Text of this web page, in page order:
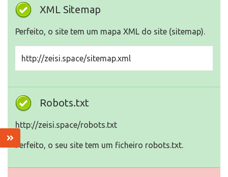
XML Sitemap
Perfeito, o site tem um mapa XML do site (sitemap).
http://zeisi.space/sitemap.xml
Robots.txt
http://zeisi.space/robots.txt
Perfeito, o seu site tem um ficheiro robots.txt.